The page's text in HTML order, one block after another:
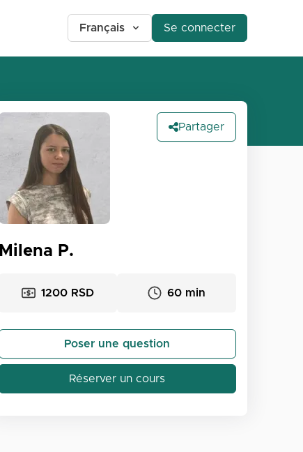
Français Se connecter
Milena P.
Partager
1200 RSD 60 min
Poser une question
Réserver un cours